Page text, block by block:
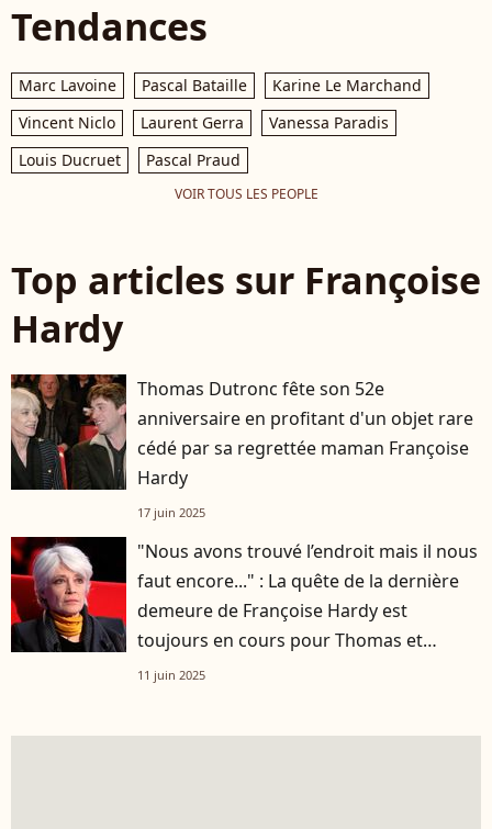
Tendances
Marc Lavoine Pascal Bataille
Karine Le Marchand
Vincent Niclo
Laurent Gerra
Vanessa Paradis
Louis Ducruet
Pascal Praud
VOIR TOUS LES PEOPLE
Top articles sur Françoise
Hardy
Thomas Dutronc fête son 52e
anniversaire en profitant d'un objet rare
cédé par sa regrettée maman Françoise
Hardy
17 juin 2025
"Nous avons trouvé l’endroit mais il nous
faut encore..." : La quête de la dernière
demeure de Françoise Hardy est
toujours en cours pour Thomas et
Jacques Dutronc
11 juin 2025